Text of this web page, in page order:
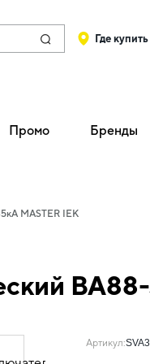
Где купить
Промо Бренды
MASTER IEK
Артикул: